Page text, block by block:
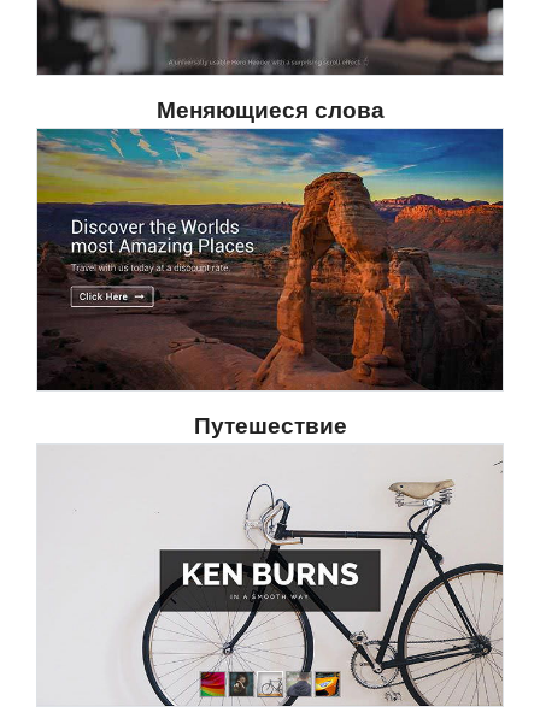
Меняющиеся слова
Путешествие